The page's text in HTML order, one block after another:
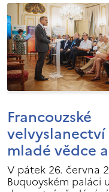
Francouzské
mladé vědce
V pátek 26. června
Buquoyském paláci